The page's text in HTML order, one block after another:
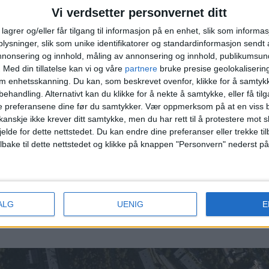
Vi verdsetter personvernet ditt
og/eller får tilgang til informasjon på en enhet, slik som
slik som unike identifikatorer og standardinformasjon sendt
og innhold, måling av annonsering og innhold,
Med din tillatelse kan vi og våre partnere bruke presise
enhetsskanning. Du kan, som beskrevet ovenfor, klikke for å
Alternativt kan du klikke for å nekte å samtykke, eller få
preferansene dine før du samtykker. Vær oppmerksom på at en viss
ikke krever ditt samtykke, men du har rett til å protestere mot
for dette nettstedet. Du kan endre dine preferanser eller trekke
til dette nettstedet og klikke på knappen "Personvern" nederst på
UENIG
, 36.000.000 kroner
Olaf Bulls vei 23, 4.250.000 kroner 3. Olaf Bulls
Bulls vei 21, 4.400.000 kroner
listen.
andre boliger i 200 meters avstand fra denne
kroner.
åpne, offentlige data, og er av allmenn interesse for leserne av
og artikkelmaler. Den publiseres derfor uten menneskelig